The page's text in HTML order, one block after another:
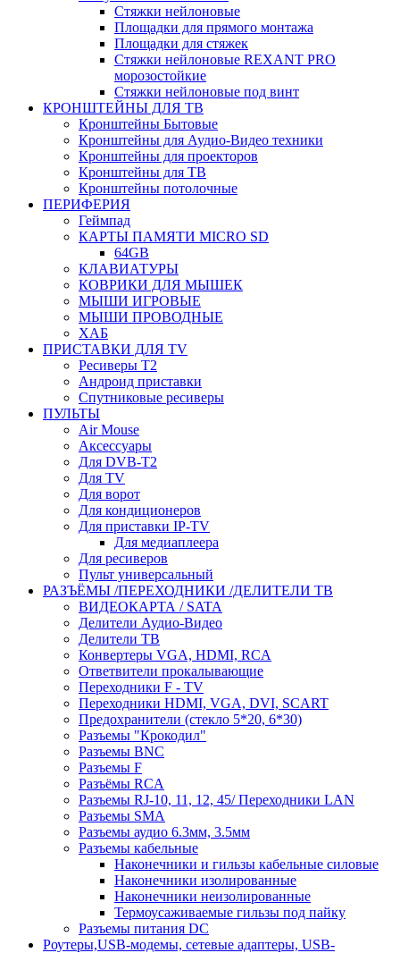
Cтяжки нейлоновые
Площадки для прямого монтажа
Площадки для стяжек
Стяжки нейлоновые REXANT PRO
морозостойкие
Стяжки нейлоновые под винт
КРОНШТЕЙНЫ ДЛЯ ТВ
Кронштейны Бытовые
Кронштейны для Аудио-Видео техники
Кронштейны для проекторов
Кронштейны для ТВ
Кронштейны потолочные
ПЕРИФЕРИЯ
Геймпад
КАРТЫ ПАМЯТИ MICRO SD
64GB
КЛАВИАТУРЫ
КОВРИКИ ДЛЯ МЫШЕК
МЫШИ ИГРОВЫЕ
МЫШИ ПРОВОДНЫЕ
ХАБ
ПРИСТАВКИ ДЛЯ TV
Ресиверы Т2
Андроид приставки
Спутниковые ресиверы
ПУЛЬТЫ
Air Mouse
Аксессуары
Для DVB-T2
Для TV
Для ворот
Для кондиционеров
Для приставки IP-TV
Для медиаплеера
Для ресиверов
Пульт универсальный
РАЗЪЁМЫ /ПЕРЕХОДНИКИ /ДЕЛИТЕЛИ ТВ
ВИДЕОКАРТА / SATA
Делители Аудио-Видео
Делители ТВ
Конвертеры VGA, HDMI, RCA
Ответвители прокалывающие
Переходники F - TV
Переходники HDMI, VGA, DVI, SCART
Предохранители (стекло 5*20, 6*30)
Разъемы "Крокодил"
Разъемы BNC
Разъемы F
Разъёмы RCA
Разъемы RJ-10, 11, 12, 45/ Переходники LAN
Разъемы SMA
Разъемы аудио 6.3мм, 3.5мм
Разъемы кабельные
Наконечники и гильзы кабельные силовые
Наконечники изолированные
Наконечники неизолированные
Термоусаживаемые гильзы под пайку
Разъемы питания DC
Роутеры,USB-модемы, сетевые адаптеры, USB-